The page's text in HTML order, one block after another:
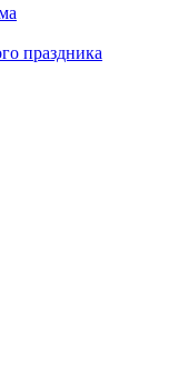
праздника